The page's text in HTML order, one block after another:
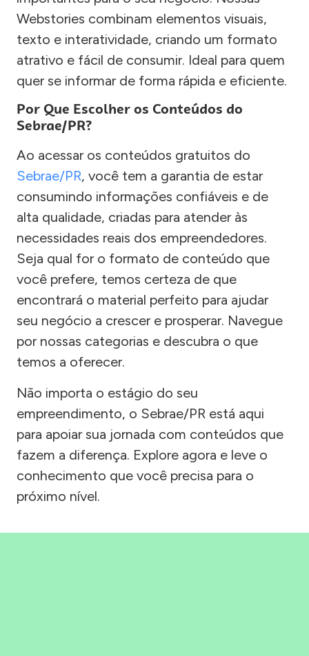
Webstories combinam elementos visuais,
texto e interatividade, criando um formato
atrativo e fácil de consumir. Ideal para quem
quer se informar de forma rápida e eficiente.
Por Que Escolher os Conteúdos do
Sebrae/PR?
Ao acessar os conteúdos gratuitos do
Sebrae/PR, você tem a garantia de estar
consumindo informações confiáveis e de
alta qualidade, criadas para atender às
necessidades reais dos empreendedores.
Seja qual for o formato de conteúdo que
você prefere, temos certeza de que
encontrará o material perfeito para ajudar
seu negócio a crescer e prosperar. Navegue
por nossas categorias e descubra o que
temos a oferecer.
Não importa o estágio do seu
empreendimento, o Sebrae/PR está aqui
para apoiar sua jornada com conteúdos que
fazem a diferença. Explore agora e leve o
conhecimento que você precisa para o
próximo nível.